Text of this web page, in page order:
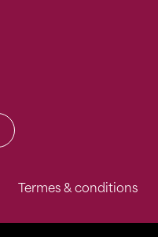
Termes & conditions